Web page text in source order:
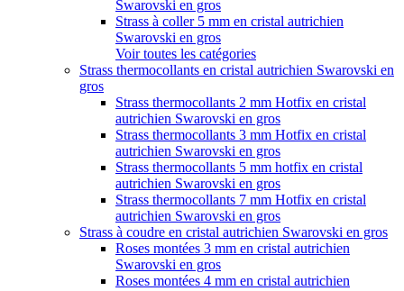
Swarovski en gros
Strass à coller 5 mm en cristal autrichien
Swarovski en gros
Voir toutes les catégories
Strass thermocollants en cristal autrichien Swarovski en
gros
Strass thermocollants 2 mm Hotfix en cristal
autrichien Swarovski en gros
Strass thermocollants 3 mm Hotfix en cristal
autrichien Swarovski en gros
Strass thermocollants 5 mm hotfix en cristal
autrichien Swarovski en gros
Strass thermocollants 7 mm Hotfix en cristal
autrichien Swarovski en gros
Strass à coudre en cristal autrichien Swarovski en gros
Roses montées 3 mm en cristal autrichien
Swarovski en gros
Roses montées 4 mm en cristal autrichien